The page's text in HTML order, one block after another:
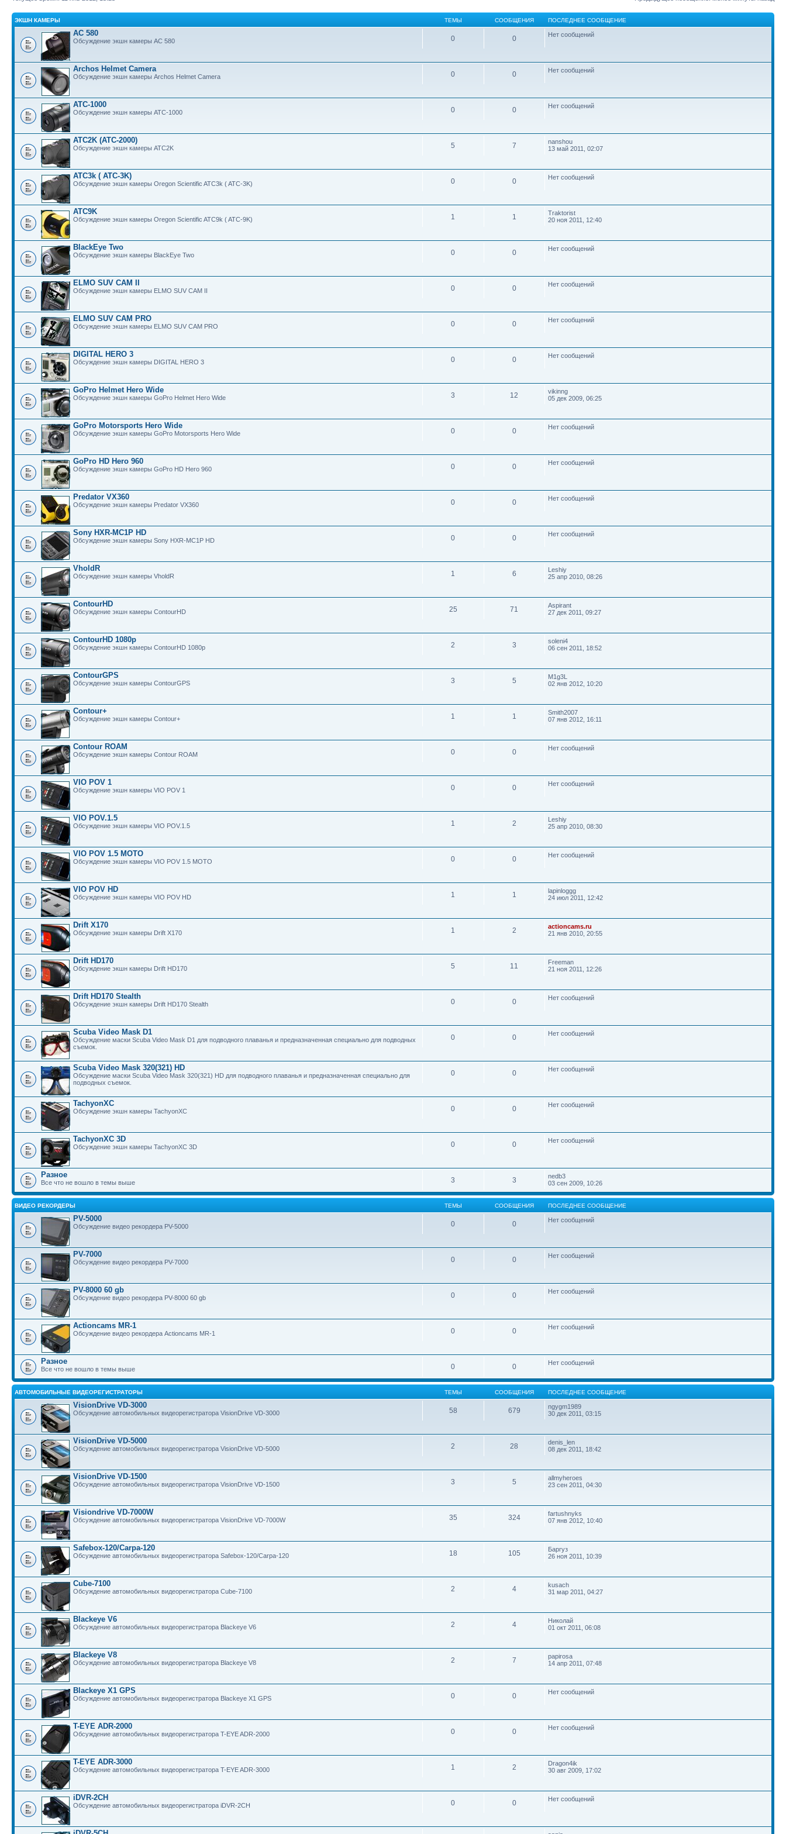
ЭКШН КАМЕРЫ ТЕМЫ СООБЩЕНИЯ ПОСЛЕДНЕЕ СООБЩЕНИЕ
AC 580
Обсуждение экшн камеры AC 580 0 0 Нет сообщений
Archos Helmet Camera
Обсуждение экшн камеры Archos Helmet Camera 0 0 Нет сообщений
ATC-1000
Обсуждение экшн камеры ATC-1000 0 0 Нет сообщений
ATC2K (ATC-2000)
Обсуждение экшн камеры ATC2K 5 7
nanshou
13 май 2011, 02:07
ATC3k ( ATC-3K)
Обсуждение экшн камеры Oregon Scientific ATC3k ( ATC-3K) 0 0 Нет сообщений
ATC9K
Обсуждение экшн камеры Oregon Scientific ATC9k ( ATC-9K) 1 1
Traktorist
20 ноя 2011, 12:40
BlackEye Two
Обсуждение экшн камеры BlackEye Two 0 0 Нет сообщений
ELMO SUV CAM II
Обсуждение экшн камеры ELMO SUV CAM II 0 0 Нет сообщений
ELMO SUV CAM PRO
Обсуждение экшн камеры ELMO SUV CAM PRO 0 0 Нет сообщений
DIGITAL HERO 3
Обсуждение экшн камеры DIGITAL HERO 3 0 0 Нет сообщений
GoPro Helmet Hero Wide
Обсуждение экшн камеры GoPro Helmet Hero Wide 3 12
vikinng
05 дек 2009, 06:25
GoPro Motorsports Hero Wide
Обсуждение экшн камеры GoPro Motorsports Hero Wide 0 0 Нет сообщений
GoPro HD Hero 960
Обсуждение экшн камеры GoPro HD Hero 960 0 0 Нет сообщений
Predator VX360
Обсуждение экшн камеры Predator VX360 0 0 Нет сообщений
Sony HXR-MC1P HD
Обсуждение экшн камеры Sony HXR-MC1P HD 0 0 Нет сообщений
VholdR
Обсуждение экшн камеры VholdR 1 6
Leshiy
25 апр 2010, 08:26
ContourHD
Обсуждение экшн камеры ContourHD 25 71
Aspirant
27 дек 2011, 09:27
ContourHD 1080p
Обсуждение экшн камеры ContourHD 1080p 2 3
soleni4
06 сен 2011, 18:52
ContourGPS
Обсуждение экшн камеры ContourGPS 3 5
M1g3L
02 янв 2012, 10:20
Contour+
Обсуждение экшн камеры Contour+ 1 1
Smith2007
07 янв 2012, 16:11
Contour ROAM
Обсуждение экшн камеры Contour ROAM 0 0 Нет сообщений
VIO POV 1
Обсуждение экшн камеры VIO POV 1 0 0 Нет сообщений
VIO POV.1.5
Обсуждение экшн камеры VIO POV.1.5 1 2
Leshiy
25 апр 2010, 08:30
VIO POV 1.5 MOTO
Обсуждение экшн камеры VIO POV 1.5 MOTO 0 0 Нет сообщений
VIO POV HD
Обсуждение экшн камеры VIO POV HD 1 1
lapinloggg
24 июл 2011, 12:42
Drift X170
Обсуждение экшн камеры Drift X170 1 2
actioncams.ru
21 янв 2010, 20:55
Drift HD170
Обсуждение экшн камеры Drift HD170 5 11
Freeman
21 ноя 2011, 12:26
Drift HD170 Stealth
Обсуждение экшн камеры Drift HD170 Stealth 0 0 Нет сообщений
Scuba Video Mask D1
Обсуждение маски Scuba Video Mask D1 для подводного плаванья и предназначенная специально для подводных
съемок.
0 0 Нет сообщений
Scuba Video Mask 320(321) HD
Обсуждение маски Scuba Video Mask 320(321) HD для подводного плаванья и предназначенная специально для
подводных съемок.
0 0 Нет сообщений
TachyonXC
Обсуждение экшн камеры TachyonXC 0 0 Нет сообщений
TachyonXC 3D
Обсуждение экшн камеры TachyonXC 3D 0 0 Нет сообщений
Разное
Все что не вошло в темы выше 3 3
nedb3
03 сен 2009, 10:26
ВИДЕО РЕКОРДЕРЫ ТЕМЫ СООБЩЕНИЯ ПОСЛЕДНЕЕ СООБЩЕНИЕ
PV-5000
Обсуждение видео рекордера PV-5000 0 0 Нет сообщений
PV-7000
Обсуждение видео рекордера PV-7000 0 0 Нет сообщений
PV-8000 60 gb
Обсуждение видео рекордера PV-8000 60 gb 0 0 Нет сообщений
Actioncams MR-1
Обсуждение видео рекордера Actioncams MR-1 0 0 Нет сообщений
Разное
Все что не вошло в темы выше 0 0 Нет сообщений
АВТОМОБИЛЬНЫЕ ВИДЕОРЕГИСТРАТОРЫ ТЕМЫ СООБЩЕНИЯ ПОСЛЕДНЕЕ СООБЩЕНИЕ
VisionDrive VD-3000
Обсуждение автомобильных видеорегистратора VisionDrive VD-3000 58 679
ngygm1989
30 дек 2011, 03:15
VisionDrive VD-5000
Обсуждение автомобильных видеорегистратора VisionDrive VD-5000 2 28
denis_len
08 дек 2011, 18:42
VisionDrive VD-1500
Обсуждение автомобильных видеорегистратора VisionDrive VD-1500 3 5
allmyheroes
23 сен 2011, 04:30
Visiondrive VD-7000W
Обсуждение автомобильных видеорегистратора VisionDrive VD-7000W 35 324
fartushnyks
07 янв 2012, 10:40
Safebox-120/Carpa-120
Обсуждение автомобильных видеорегистратора Safebox-120/Carpa-120 18 105
Баргуз
26 ноя 2011, 10:39
Cube-7100
Обсуждение автомобильных видеорегистратора Cube-7100 2 4
kusach
31 мар 2011, 04:27
Blackeye V6
Обсуждение автомобильных видеорегистратора Blackeye V6 2 4
Николай
01 окт 2011, 06:08
Blackeye V8
Обсуждение автомобильных видеорегистратора Blackeye V8 2 7
papirosa
14 апр 2011, 07:48
Blackeye X1 GPS
Обсуждение автомобильных видеорегистратора Blackeye X1 GPS 0 0 Нет сообщений
T-EYE ADR-2000
Обсуждение автомобильных видеорегистратора T-EYE ADR-2000 0 0 Нет сообщений
T-EYE ADR-3000
Обсуждение автомобильных видеорегистратора T-EYE ADR-3000 1 2
Dragon4ik
30 авг 2009, 17:02
iDVR-2CH
Обсуждение автомобильных видеорегистратора iDVR-2CH 0 0 Нет сообщений